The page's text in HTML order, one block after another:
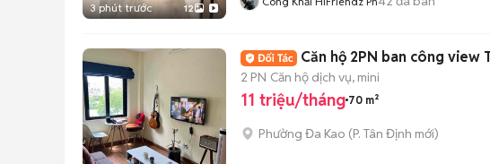
3 phút trước 12
Căn hộ 2PN ban công view
2 PN Căn hộ dịch vụ, mini
11 triệu/tháng 70 m²
Phường Đa Kao (P. Tân Định mới)